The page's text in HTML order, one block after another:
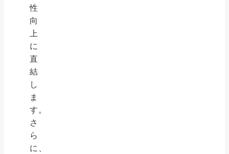
性
向
上
に
直
結
し
ま
す。
さ
ら
に、